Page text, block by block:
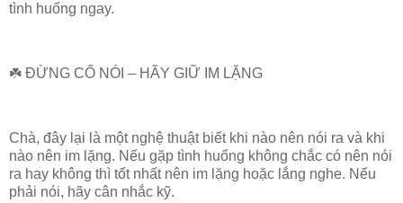
tình huống ngay.
☘️ ĐỪNG CỐ NÓI – HÃY GIỮ IM LẶNG
Chà, đây lại là một nghệ thuật biết khi nào nên nói ra và khi
nào nên im lặng. Nếu gặp tình huống không chắc có nên nói
ra hay không thì tốt nhất nên im lặng hoặc lắng nghe. Nếu
phải nói, hãy cân nhắc kỹ.